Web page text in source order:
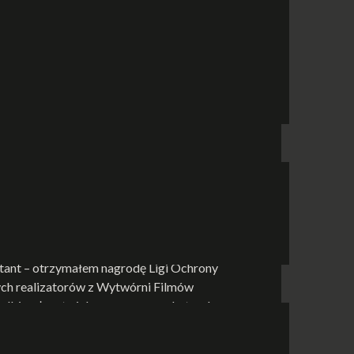
latach marzeń i dążeń, stworzone przez nas
Najpierw przedstawiłem obydwa filmy
do Łodzi, na IV Ogólnopolski Przegląd
– otrzymałem nagrodę Ligi Ochrony
realizatorów z Wytwórni Filmów
to jako ogromną zachętę, aby w